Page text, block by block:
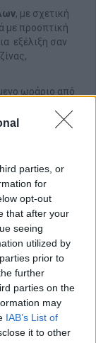
parties, or
for
opt-out
that after your
seeing
utilized by
prior to
further
parties on the
may
IAB’s List of
it to other
, με σχετική
με προοπτική
εξέλιξη σαν
ωράριο από